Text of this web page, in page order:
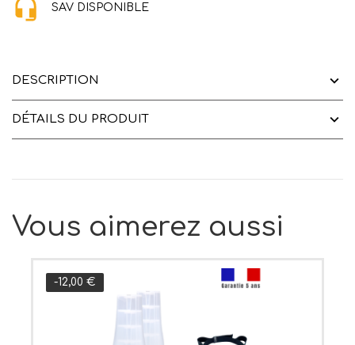
SAV DISPONIBLE
DESCRIPTION
DÉTAILS DU PRODUIT
Vous aimerez aussi
-12,00 €